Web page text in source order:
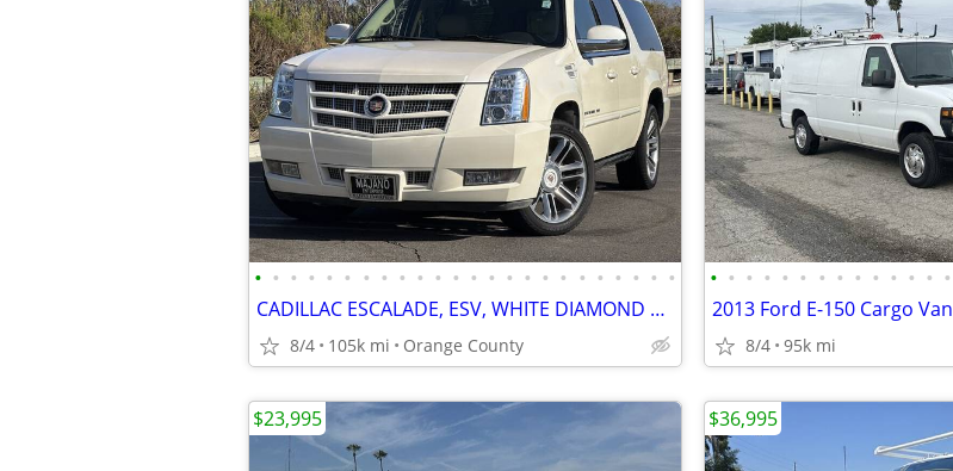
• • • • • • • • • • • • • • • • • • • • • • • •
CADILLAC ESCALADE, ESV, WHITE DIAMOND TRICOAT, CAPTAIN MIDDLE SEATS
8/4 105k mi Orange County
• • • • • • • • • • • • • •
2013 Ford E-150 Cargo Van
8/4 95k mi
$23,995 $36,995